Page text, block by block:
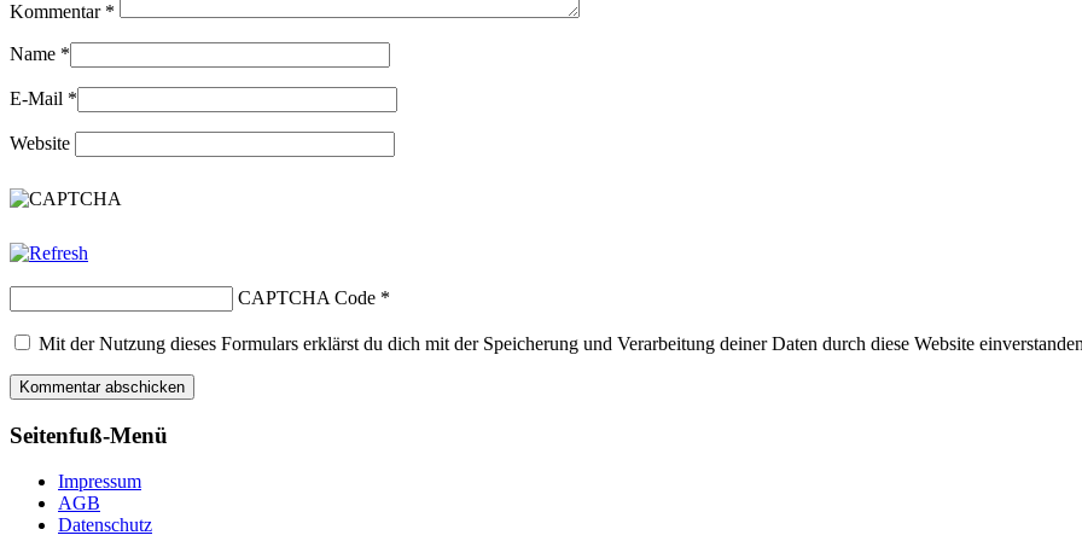
Kommentar *
Name *
E-Mail *
Website
CAPTCHA Code *
Mit der Nutzung dieses Formulars erklärst du dich mit der Speicherung und Verarbeitung deiner Daten durch diese Website
Seitenfuß-Menü
Impressum
AGB
Datenschutz